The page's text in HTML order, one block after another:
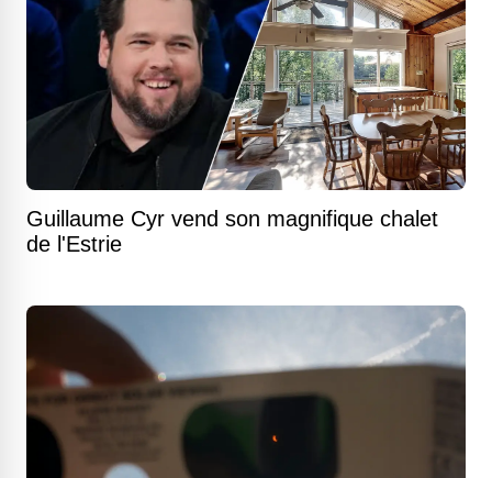
Guillaume Cyr vend son magnifique chalet
de l'Estrie